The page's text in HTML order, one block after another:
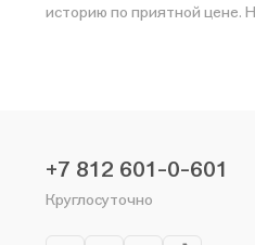
историю по приятной цене.
+7 812 601-0-601
Круглосуточно